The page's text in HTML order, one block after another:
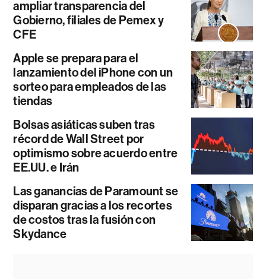
ampliar transparencia del
Gobierno, filiales de Pemex y
CFE
Apple se prepara para el
lanzamiento del iPhone con un
sorteo para empleados de las
tiendas
Bolsas asiáticas suben tras
récord de Wall Street por
optimismo sobre acuerdo entre
EE.UU. e Irán
Las ganancias de Paramount se
disparan gracias a los recortes
de costos tras la fusión con
Skydance